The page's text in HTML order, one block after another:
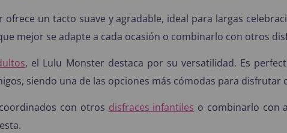
un tacto suave y agradable, ideal para largas
mejor se adapte a cada ocasión o combinarlo con otros
, el Lulu Monster destaca por su versatilidad. Es
siendo una de las opciones más cómodas para disfrutar
con otros disfraces infantiles o combinarlo con